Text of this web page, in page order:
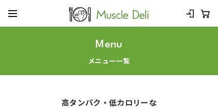
Menu
メニュー一覧
高タンパク・低カロリーな